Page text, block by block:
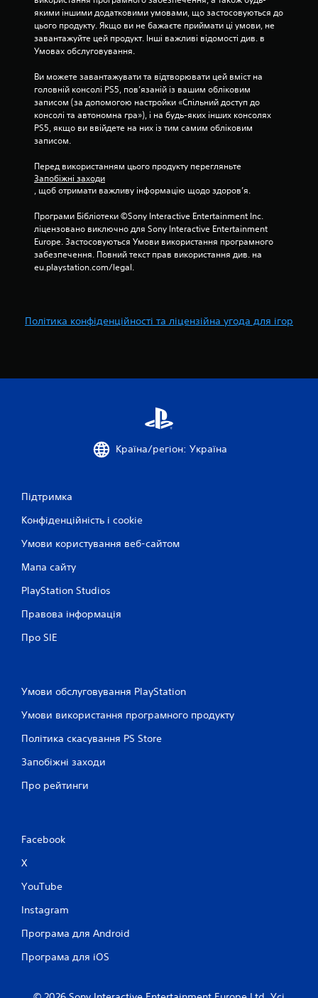
якими іншими додатковими умовами, що застосовуються до
цього продукту. Якщо ви не бажаєте приймати ці умови, не
завантажуйте цей продукт. Інші важливі відомості див. в
Умовах обслуговування.
Ви можете завантажувати та відтворювати цей вміст на
головній консолі PS5, пов’язаній із вашим обліковим
записом (за допомогою настройки «Спільний доступ до
консолі та автономна гра»), і на будь-яких інших консолях
PS5, якщо ви ввійдете на них із тим самим обліковим
записом.
Перед використанням цього продукту перегляньте
Запобіжні заходи
, щоб отримати важливу інформацію щодо здоров’я.
Програми Бібліотеки ©Sony Interactive Entertainment Inc.
ліцензовано виключно для Sony Interactive Entertainment
Europe. Застосовуються Умови використання програмного
забезпечення. Повний текст прав використання див. на
eu.playstation.com/legal.
Політика конфіденційності та ліцензійна угода для ігор
Країна/регіон: Україна
Підтримка
Конфіденційність і cookie
Умови користування веб-сайтом
Мапа сайту
PlayStation Studios
Правова інформація
Про SIE
Умови обслуговування PlayStation
Умови використання програмного продукту
Політика скасування PS Store
Запобіжні заходи
Про рейтинги
Facebook
X
YouTube
Instagram
Програма для Android
Програма для iOS